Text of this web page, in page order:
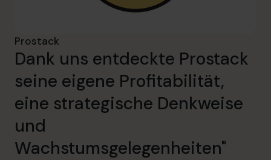
Prostack
Dank uns entdeckte Prostack
seine eigene Profitabilität,
eine strategische Denkweise
und
Wachstumsgelegenheiten"